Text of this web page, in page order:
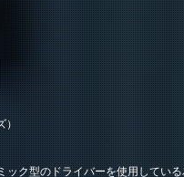
）
ク型のドライバーを使用してい